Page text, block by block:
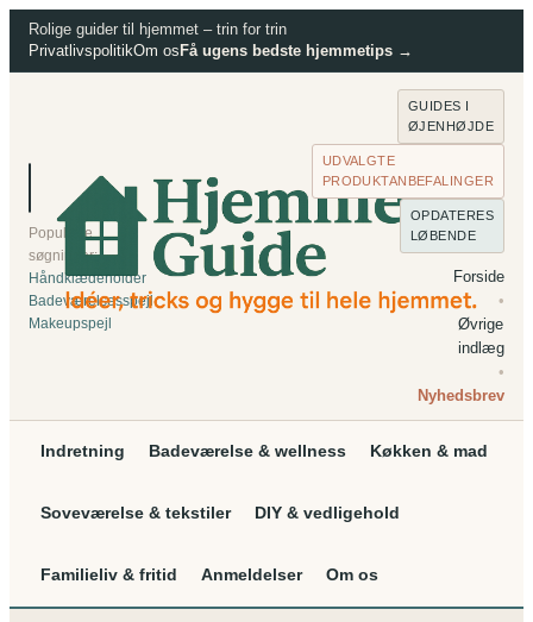
Spring
Rolige guider til hjemmet – trin for trin
PrivatlivspolitikOm os Få ugens bedste hjemmetips →
Søg
Populære
søgninger:
Håndklædeholder
Badeværelsesspejl
Makeupspejl
GUIDES I
ØJENHØJDE
UDVALGTE
PRODUKTANBEFALINGER
OPDATERES
LØBENDE
Forside
•
Øvrige
indlæg
•
Nyhedsbrev
Indretning Badeværelse & wellness Køkken & mad
Soveværelse & tekstiler DIY & vedligehold
Familieliv & fritid Anmeldelser Om os